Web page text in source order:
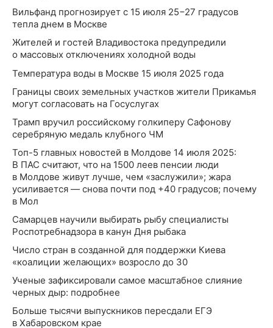
Вильфанд прогнозирует с 15 июля 25−27 градусов
тепла днем в Москве
Жителей и гостей Владивостока предупредили
о массовых отключениях холодной воды
Температура воды в Москве 15 июля 2025 года
Границы своих земельных участков жители Прикамья
могут согласовать на Госуслугах
Трамп вручил российскому голкиперу Сафонову
серебряную медаль клубного ЧМ
Топ-5 главных новостей в Молдове 14 июля 2025:
В ПАС считают, что на 1500 леев пенсии люди
в Молдове живут лучше, чем «заслужили»; жара
усиливается — снова почти под +40 градусов; почему
в Мол
Самарцев научили выбирать рыбу специалисты
Роспотребнадзора в канун Дня рыбака
Число стран в созданной для поддержки Киева
«коалиции желающих» возросло до 30
Ученые зафиксировали самое масштабное слияние
черных дыр: подробнее
Больше тысячи выпускников пересдали ЕГЭ
в Хабаровском крае